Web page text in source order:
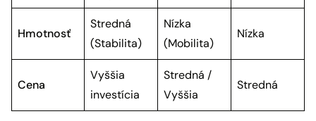
Hmotnosť
Stredná
(Stabilita)
Nízka
(Mobilita)
Nízka
Cena
Vyššia
investícia
Stredná /
Vyššia
Stredná